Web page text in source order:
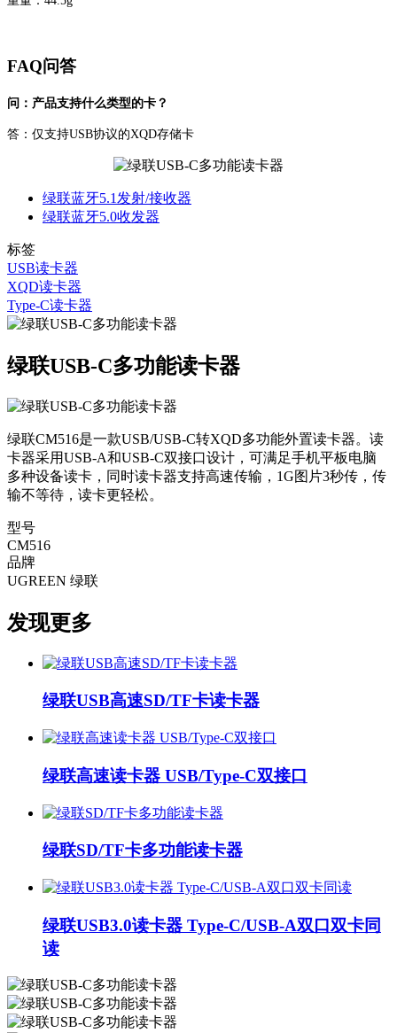
FAQ问答
问：产品支持什么类型的卡？
答：仅支持USB协议的XQD存储卡
绿联蓝牙5.1发射/接收器
绿联蓝牙5.0收发器
标签
USB读卡器
XQD读卡器
Type-C读卡器
绿联USB-C多功能读卡器
绿联CM516是一款USB/USB-C转XQD多功能外置读卡器。读
卡器采用USB-A和USB-C双接口设计，可满足手机平板电脑
多种设备读卡，同时读卡器支持高速传输，1G图片3秒传，传
输不等待，读卡更轻松。
型号
CM516
品牌
UGREEN 绿联
发现更多
绿联USB高速SD/TF卡读卡器
绿联高速读卡器 USB/Type-C双接口
绿联SD/TF卡多功能读卡器
绿联USB3.0读卡器 Type-C/USB-A双口双卡同
读